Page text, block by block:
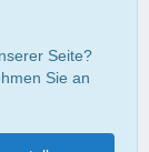
Seite?
Sie an